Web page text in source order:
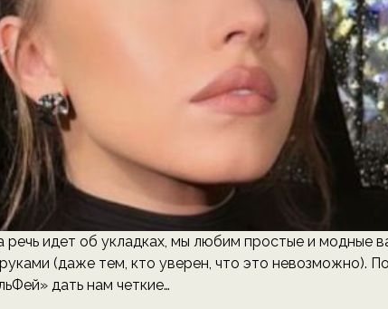
идет об укладках, мы любим простые и модные
(даже тем, кто уверен, что это невозможно).
дать нам четкие…